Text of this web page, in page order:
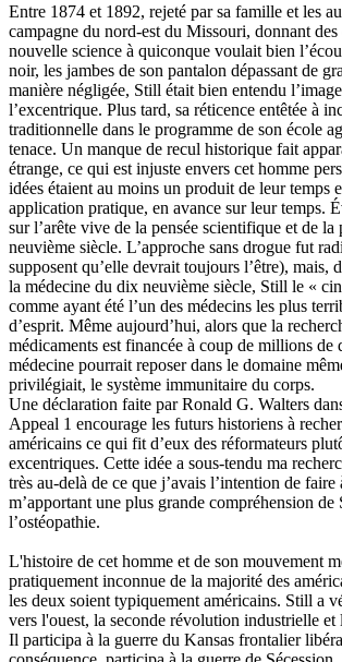
Entre 1874 et 1892, rejeté par sa famille et les
campagne du nord-est du Missouri, donnant des
nouvelle science à quiconque voulait bien
noir, les jambes de son pantalon dépassant de
manière négligée, Still était bien entendu
l’excentrique. Plus tard, sa réticence entêtée à
traditionnelle dans le programme de son école
tenace. Un manque de recul historique fait
étrange, ce qui est injuste envers cet homme
idées étaient au moins un produit de leur temps
application pratique, en avance sur leur temps.
sur l’arête vive de la pensée scientifique et de
neuvième siècle. L’approche sans drogue fut
supposent qu’elle devrait toujours l’être), mais,
la médecine du dix neuvième siècle, Still le «
comme ayant été l’un des médecins les plus
d’esprit. Même aujourd’hui, alors que la
médicaments est financée à coup de millions de
médecine pourrait reposer dans le domaine
privilégiait, le système immunitaire du corps.
Une déclaration faite par Ronald G. Walters
Appeal 1 encourage les futurs historiens à
américains ce qui fit d’eux des réformateurs
excentriques. Cette idée a sous-tendu ma
très au-delà de ce que j’avais l’intention de faire
m’apportant une plus grande compréhension de
l’ostéopathie.
L'histoire de cet homme et de son mouvement
pratiquement inconnue de la majorité des
les deux soient typiquement américains. Still a
vers l'ouest, la seconde révolution industrielle
Il participa à la guerre du Kansas frontalier